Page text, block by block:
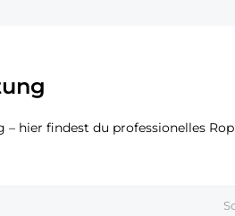
hier findest du professionelles